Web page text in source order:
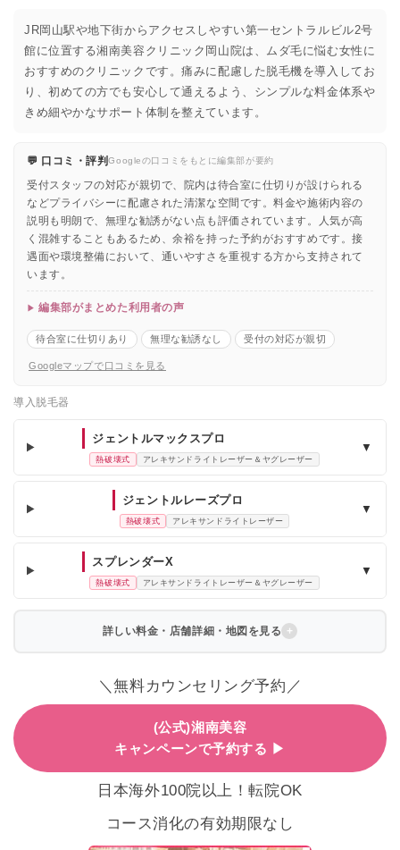
JR岡山駅や地下街からアクセスしやすい第一セントラルビル2号
館に位置する湘南美容クリニック岡山院は、ムダ毛に悩む女性に
おすすめのクリニックです。痛みに配慮した脱毛機を導入してお
り、初めての方でも安心して通えるよう、シンプルな料金体系や
きめ細やかなサポート体制を整えています。
💬 口コミ・評判Googleの口コミをもとに編集部が要約
受付スタッフの対応が親切で、院内は待合室に仕切りが設けられる
などプライバシーに配慮された清潔な空間です。料金や施術内容の
説明も明朗で、無理な勧誘がない点も評価されています。人気が高
く混雑することもあるため、余裕を持った予約がおすすめです。接
遇面や環境整備において、通いやすさを重視する方から支持されて
います。
編集部がまとめた利用者の声
待合室に仕切りあり 無理な勧誘なし 受付の対応が親切
Googleマップで口コミを見る
導入脱毛器
ジェントルマックスプロ
熱破壊式 アレキサンドライトレーザー＆ヤグレーザー
▼
ジェントルレーズプロ
熱破壊式 アレキサンドライトレーザー
▼
スプレンダーX
熱破壊式 アレキサンドライトレーザー＆ヤグレーザー
▼
詳しい料金・店舗詳細・地図を見る
＼無料カウンセリング予約／
(公式)湘南美容
キャンペーンで予約する ▶
日本海外100院以上！転院OK
コース消化の有効期限なし